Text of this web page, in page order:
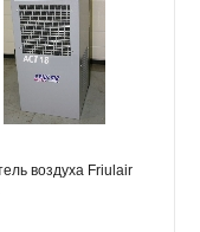
воздуха Friulair